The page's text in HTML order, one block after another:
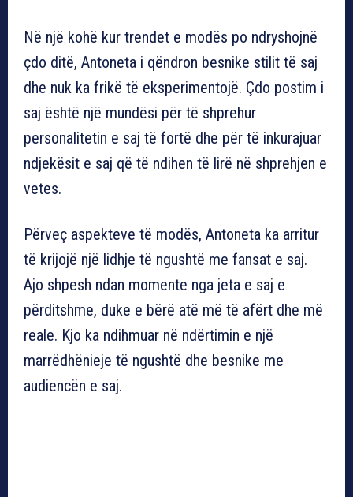
Në një kohë kur trendet e modës po ndryshojnë
çdo ditë, Antoneta i qëndron besnike stilit të saj
dhe nuk ka frikë të eksperimentojë. Çdo postim i
saj është një mundësi për të shprehur
personalitetin e saj të fortë dhe për të inkurajuar
ndjekësit e saj që të ndihen të lirë në shprehjen e
vetes.
Përveç aspekteve të modës, Antoneta ka arritur
të krijojë një lidhje të ngushtë me fansat e saj.
Ajo shpesh ndan momente nga jeta e saj e
përditshme, duke e bërë atë më të afërt dhe më
reale. Kjo ka ndihmuar në ndërtimin e një
marrëdhënieje të ngushtë dhe besnike me
audiencën e saj.